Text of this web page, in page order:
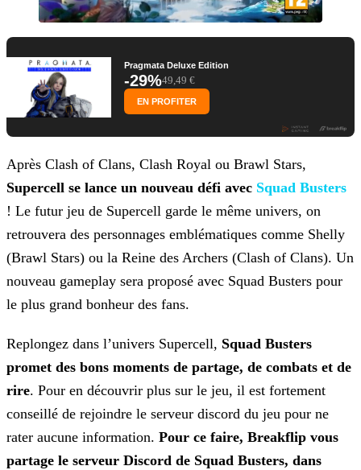
Pragmata Deluxe Edition
-29%49,49 €
EN PROFITER
Après Clash of Clans, Clash Royal ou Brawl Stars,
Supercell se lance un nouveau défi avec Squad Busters
! Le futur jeu de Supercell garde le même univers, on
retrouvera des personnages emblématiques comme Shelly
(Brawl Stars) ou la Reine des Archers (Clash of Clans). Un
nouveau gameplay sera proposé avec Squad Busters pour
le plus grand bonheur des fans.
Replongez dans l’univers Supercell, Squad Busters
promet des bons moments de partage, de combats et de
rire. Pour en découvrir plus sur le jeu, il est fortement
conseillé de rejoindre le serveur discord du jeu pour ne
rater aucune information. Pour ce faire, Breakflip vous
partage le serveur Discord de Squad Busters, dans